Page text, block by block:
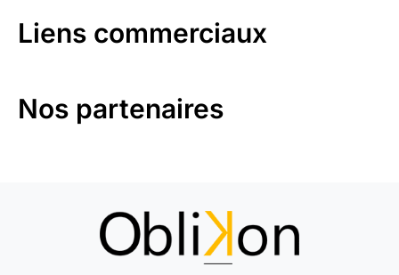
Liens commerciaux
Nos partenaires